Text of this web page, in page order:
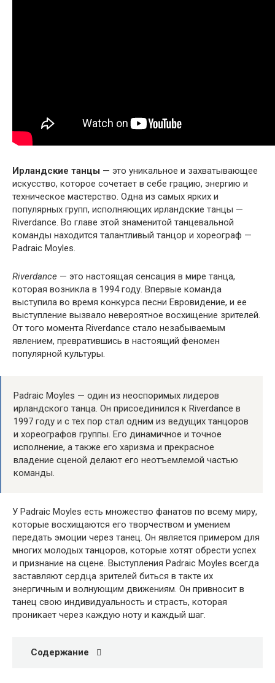
Ирландские танцы — это уникальное и захватывающее
искусство, которое сочетает в себе грацию, энергию и
техническое мастерство. Одна из самых ярких и
популярных групп, исполняющих ирландские танцы —
Riverdance. Во главе этой знаменитой танцевальной
команды находится талантливый танцор и хореограф —
Padraic Moyles.
Riverdance — это настоящая сенсация в мире танца,
которая возникла в 1994 году. Впервые команда
выступила во время конкурса песни Евровидение, и ее
выступление вызвало невероятное восхищение зрителей.
От того момента Riverdance стало незабываемым
явлением, превратившись в настоящий феномен
популярной культуры.
Padraic Moyles — один из неоспоримых лидеров
ирландского танца. Он присоединился к Riverdance в
1997 году и с тех пор стал одним из ведущих танцоров
и хореографов группы. Его динамичное и точное
исполнение, а также его харизма и прекрасное
владение сценой делают его неотъемлемой частью
команды.
У Padraic Moyles есть множество фанатов по всему миру,
которые восхищаются его творчеством и умением
передать эмоции через танец. Он является примером для
многих молодых танцоров, которые хотят обрести успех
и признание на сцене. Выступления Padraic Moyles всегда
заставляют сердца зрителей биться в такте их
энергичным и волнующим движениям. Он привносит в
танец свою индивидуальность и страсть, которая
проникает через каждую ноту и каждый шаг.
Содержание